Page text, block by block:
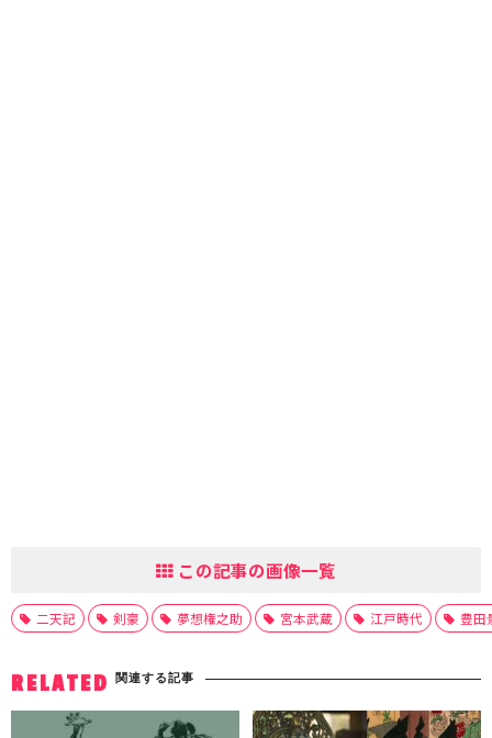
この記事の画像一覧
二天記 剣豪 夢想権之助 宮本武蔵 江戸時代 豊田
RELATED 関連する記事